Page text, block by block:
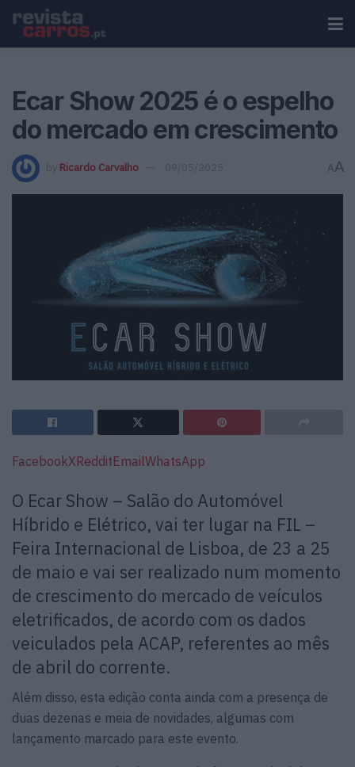
Ecar Show 2025 é o espelho
do mercado em crescimento
by Ricardo Carvalho 09/05/2025 AA
FacebookXRedditEmailWhatsApp
O Ecar Show – Salão do Automóvel
Híbrido e Elétrico, vai ter lugar na FIL –
Feira Internacional de Lisboa, de 23 a 25
de maio e vai ser realizado num momento
de crescimento do mercado de veículos
eletrificados, de acordo com os dados
veiculados pela ACAP, referentes ao mês
de abril do corrente.
Além disso, esta edição conta ainda com a presença de
duas dezenas e meia de novidades, algumas com
lançamento marcado para este evento.